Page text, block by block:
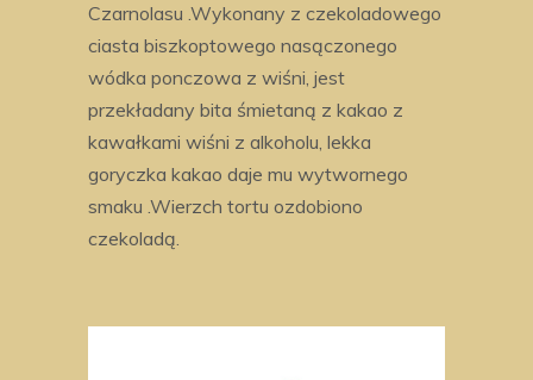
Czarnolasu .Wykonany z czekoladowego
ciasta biszkoptowego nasączonego
wódka ponczowa z wiśni, jest
przekładany bita śmietaną z kakao z
kawałkami wiśni z alkoholu, lekka
goryczka kakao daje mu wytwornego
smaku .Wierzch tortu ozdobiono
czekoladą.